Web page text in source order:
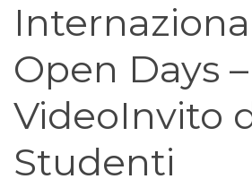
Open Days
VideoInvito
Studenti